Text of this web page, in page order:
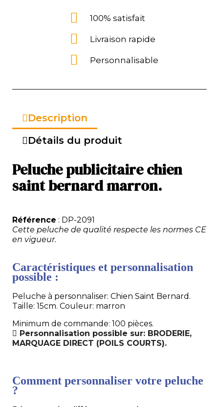
100% satisfait
Livraison rapide
Personnalisable
Description
Détails du produit
Peluche publicitaire chien
saint bernard marron.
Référence : DP-2091
Cette peluche de qualité respecte les normes CE
en vigueur.
Caractéristiques et personnalisation
possible :
Peluche à personnaliser: Chien Saint Bernard.
Taille: 15cm. Couleur: marron
Minimum de commande: 100 pièces.
Personnalisation possible sur: BRODERIE,
MARQUAGE DIRECT (POILS COURTS).
Comment personnaliser votre peluche
?